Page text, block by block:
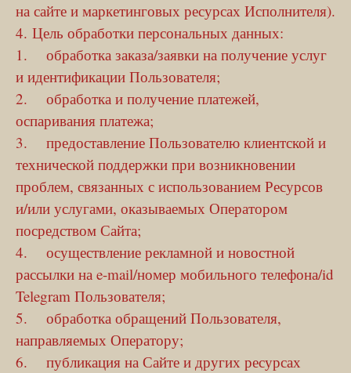
на сайте и маркетинговых ресурсах Исполнителя).
4. Цель обработки персональных данных:
1. обработка заказа/заявки на получение услуг
и идентификации Пользователя;
2. обработка и получение платежей,
оспаривания платежа;
3. предоставление Пользователю клиентской и
технической поддержки при возникновении
проблем, связанных с использованием Ресурсов
и/или услугами, оказываемых Оператором
посредством Сайта;
4. осуществление рекламной и новостной
рассылки на e-mail/номер мобильного телефона/id
Telegram Пользователя;
5. обработка обращений Пользователя,
направляемых Оператору;
6. публикация на Сайте и других ресурсах